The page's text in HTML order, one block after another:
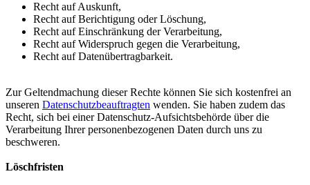
Recht auf Auskunft,
Recht auf Berichtigung oder Löschung,
Recht auf Einschränkung der Verarbeitung,
Recht auf Widerspruch gegen die Verarbeitung,
Recht auf Datenübertragbarkeit.
Zur Geltendmachung dieser Rechte können Sie sich kostenfrei an
unseren Datenschutzbeauftragten wenden. Sie haben zudem das
Recht, sich bei einer Datenschutz-Aufsichtsbehörde über die
Verarbeitung Ihrer personenbezogenen Daten durch uns zu
beschweren.
Löschfristen